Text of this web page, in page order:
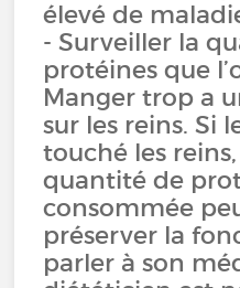
élevé de
- Surveiller la
protéines que
Manger trop a
sur les reins. Si
touché les
quantité de
consommée
préserver la
parler à son